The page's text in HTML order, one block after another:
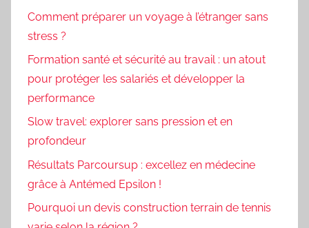
Comment préparer un voyage à l’étranger sans
stress ?
Formation santé et sécurité au travail : un atout
pour protéger les salariés et développer la
performance
Slow travel: explorer sans pression et en
profondeur
Résultats Parcoursup : excellez en médecine
grâce à Antémed Epsilon !
Pourquoi un devis construction terrain de tennis